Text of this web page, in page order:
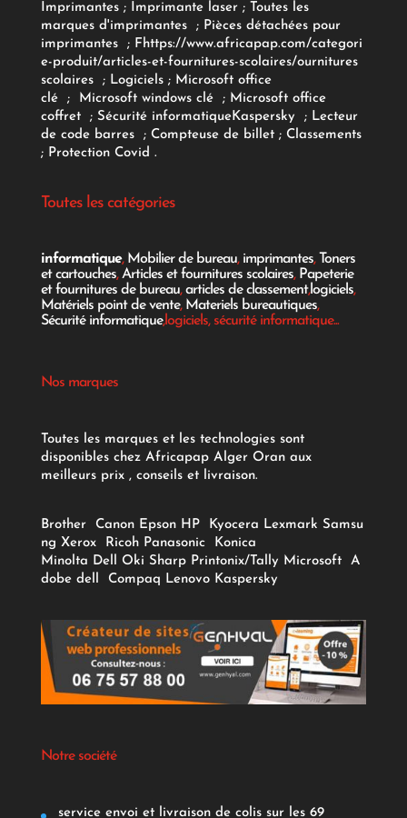
Imprimantes;Imprimante laser; Toutes les
marques d'imprimantes
; Pièces détachées pour
imprimantes
; Fhttps://www.africapap.com/categori
e-produit/articles-et-fournitures-scolaires/ournitures
scolaires; Logiciels ; Microsoft office
clé
; Microsoft windows clé; Microsoft office
coffret ; Sécurité informatiqueKaspersky ; Lecteur
de code barres
; Compteuse de billet; Classements
; Protection Covid .
Toutes les catégories
informatique, Mobilier de bureau, imprimantes,Toners
et cartouches,Articles et fournitures scolaires, Papeterie
et fournitures de bureau,articles de classement,logiciels,
Matériels point de vente, Materiels bureautiques,
Sécurité informatique,logiciels, sécurité informatique...
Nos marques
Toutes les marques et les technologies sont
disponibles chez Africapap Alger Oran aux
meilleurs prix , conseils et livraison.
Brother Canon Epson HP Kyocera Lexmark Samsu
ng Xerox Ricoh Panasonic
Konica
Minolta Dell Oki Sharp Printonix/Tally Microsoft
A
dobe dell Compaq Lenovo Kaspersky
Notre société
service envoi et livraison de colis sur les 69